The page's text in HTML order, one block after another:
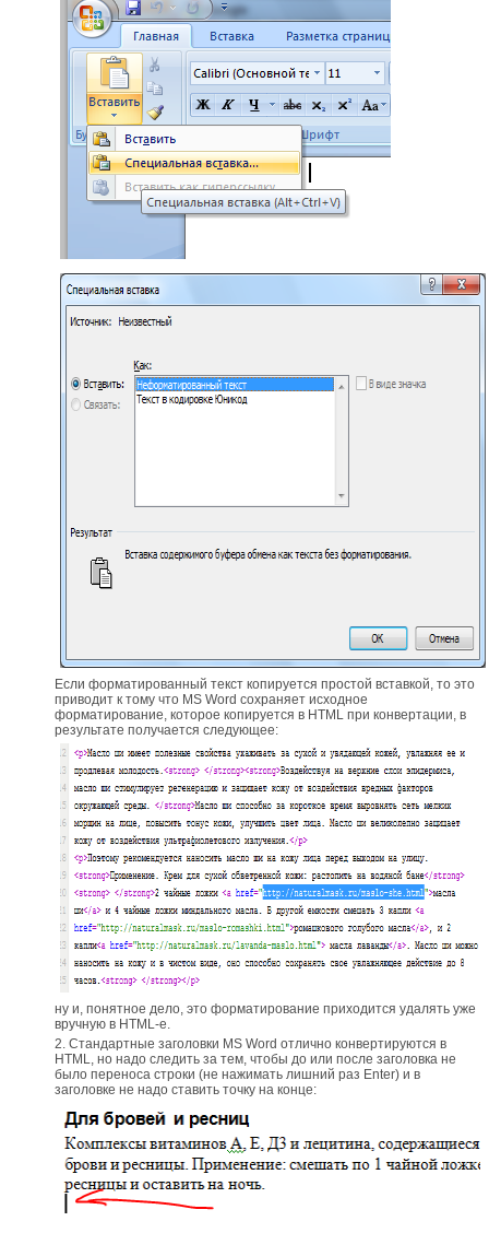
Если форматированный текст копируется простой вставкой, то это
приводит к тому что MS Word сохраняет исходное
форматирование, которое копируется в HTML при конвертации, в
результате получается следующее:
ну и, понятное дело, это форматирование приходится удалять уже
вручную в HTML-е.
Стандартные заголовки MS Word отлично конвертируются в
HTML, но надо следить за тем, чтобы до или после заголовка не
было переноса строки (не нажимать лишний раз Enter) и в
заголовке не надо ставить точку на конце: